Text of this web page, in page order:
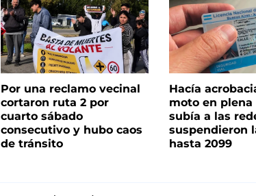
Por una reclamo vecinal
cortaron ruta 2 por
cuarto sábado
consecutivo y hubo caos
de tránsito
Hacía
moto en plena
subía a las
suspendieron
hasta 2099